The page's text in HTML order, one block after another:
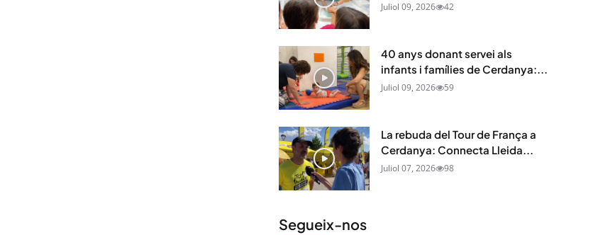
Juliol 09, 2026 42
40 anys donant servei als
infants i famílies de Cerdanya:...
Juliol 09, 2026 59
La rebuda del Tour de França a
Cerdanya: Connecta Lleida...
Juliol 07, 2026 98
Segueix-nos